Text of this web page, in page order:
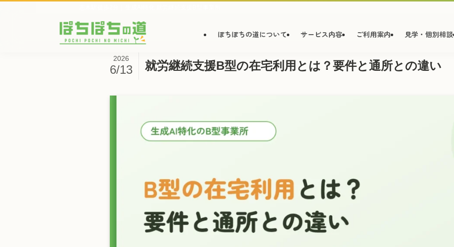
ぽちぽちの道について サービス内容 ご利用案内 見学・個別相談
就労継続支援B型の在宅利用とは？要件と通所との違い
2026
6/13